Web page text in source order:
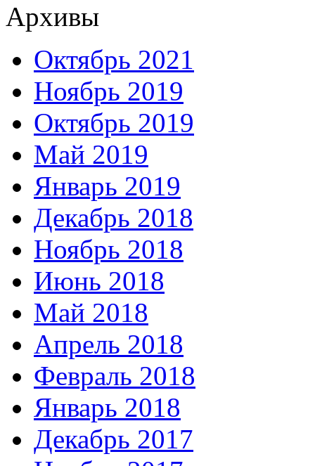
Архивы
Октябрь 2021
Ноябрь 2019
Октябрь 2019
Май 2019
Январь 2019
Декабрь 2018
Ноябрь 2018
Июнь 2018
Май 2018
Апрель 2018
Февраль 2018
Январь 2018
Декабрь 2017